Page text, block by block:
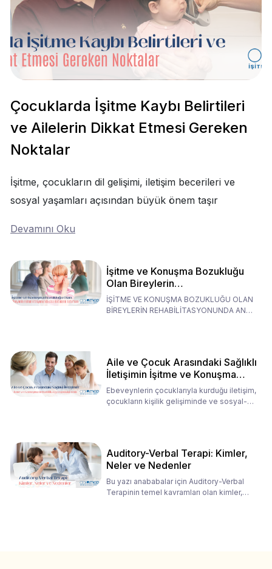
Çocuklarda İşitme Kaybı Belirtileri
ve Ailelerin Dikkat Etmesi Gereken
Noktalar
İşitme, çocukların dil gelişimi, iletişim becerileri ve
sosyal yaşamları açısından büyük önem taşır
Devamını Oku
İşitme ve Konuşma Bozukluğu
Olan Bireylerin
Rehabilitasyonunda Ana
Babaların Tutumları
İŞİTME VE KONUŞMA BOZUKLUĞU OLAN
BİREYLERİN REHABİLİTASYONUNDA ANA
Aile ve Çocuk Arasındaki Sağlıklı
İletişimin İşitme ve Konuşma
Rehabilitasyonundaki Rolü
Ebeveynlerin çocuklarıyla kurduğu iletişim,
çocukların kişilik gelişiminde ve sosyal-
Auditory-Verbal Terapi: Kimler,
Neler ve Nedenler
Bu yazı anababalar için Auditory-Verbal
Terapinin temel kavramları olan kimler,